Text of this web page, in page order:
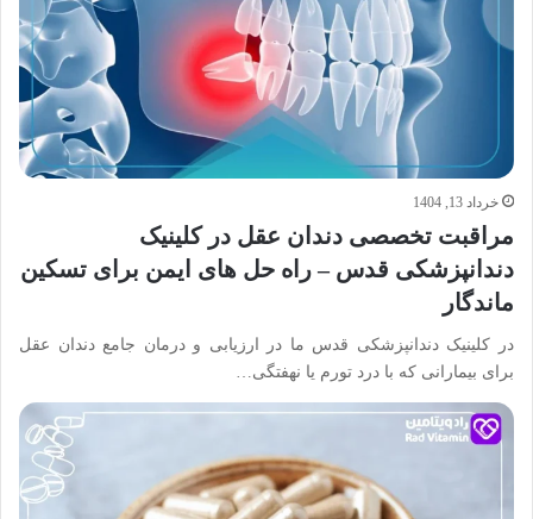
خرداد 13, 1404
مراقبت تخصصی دندان عقل در کلینیک
دندانپزشکی قدس – راه حل های ایمن برای تسکین
ماندگار
در کلینیک دندانپزشکی قدس ما در ارزیابی و درمان جامع دندان عقل
برای بیمارانی که با درد تورم یا نهفتگی…